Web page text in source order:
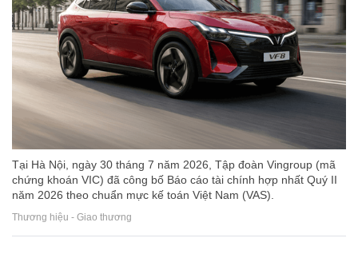
Tại Hà Nội, ngày 30 tháng 7 năm 2026, Tập đoàn Vingroup (mã
chứng khoán VIC) đã công bố Báo cáo tài chính hợp nhất Quý II
năm 2026 theo chuẩn mực kế toán Việt Nam (VAS).
Thương hiệu - Giao thương